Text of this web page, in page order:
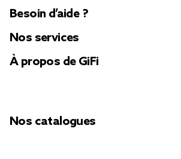
Besoin d’aide ?
Nos services
À propos de GiFi
Nos catalogues